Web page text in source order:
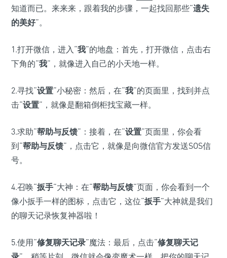
知道而已。来来来，跟着我的步骤，一起找回那些“遗失
的美好”。
1.打开微信，进入“我”的地盘：首先，打开微信，点击右
下角的“我”，就像进入自己的小天地一样。
2.寻找“设置”小秘密：然后，在“我”的页面里，找到并点
击“设置”，就像是翻箱倒柜找宝藏一样。
3.求助“帮助与反馈”：接着，在“设置”页面里，你会看
到“帮助与反馈”，点击它，就像是向微信官方发送SOS信
号。
4.召唤“扳手”大神：在“帮助与反馈”页面，你会看到一个
像小扳手一样的图标，点击它，这位“扳手”大神就是我们
的聊天记录恢复神器啦！
5.使用“修复聊天记录”魔法：最后，点击“修复聊天记